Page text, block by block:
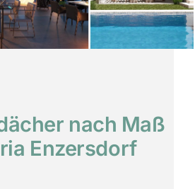
nach Maß
Enzersdorf